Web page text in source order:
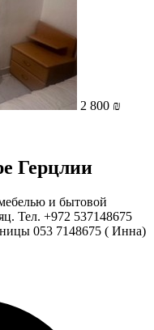
2 800 ₪
Герцлии
и бытовой
Тел. +972 537148675
053 7148675 ( Инна)